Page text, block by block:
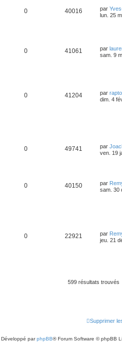
0 40016 par
lun. 25
0 41061 par
sam. 9
0 41204 par
dim. 4
0 49741 par
ven. 19
0 40150 par
sam. 30
0 22921 par
jeu. 21
599 résultats trouvés
Supprimer
Développé parphpBB® Forum Software © phpBB